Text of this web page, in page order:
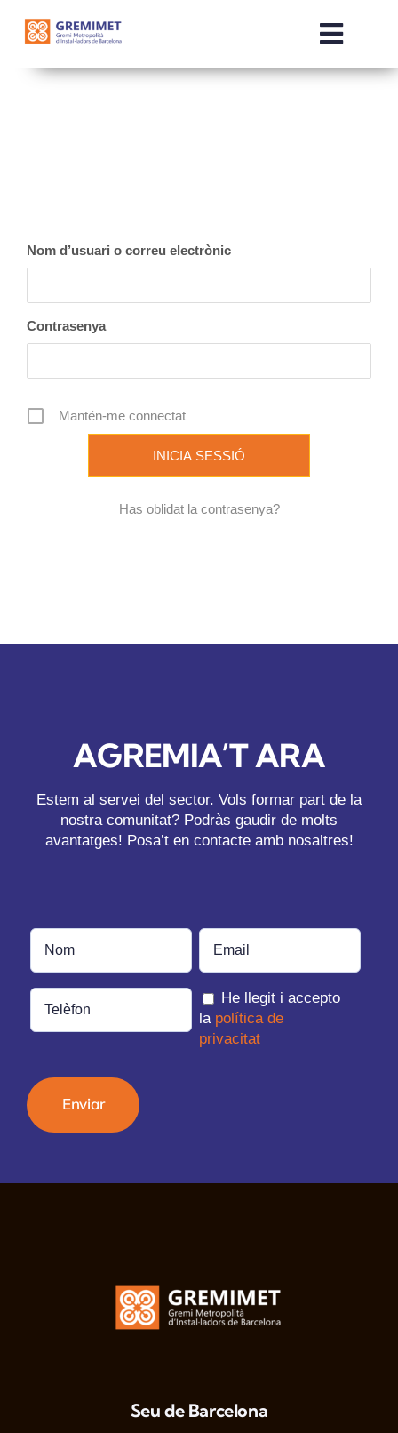
Toggle
NOTÍCIES
OTE
REVISTA DIGITAL
Nom d’usuari o correu electrònic
Contrasenya
Mantén-me connectat
Has oblidat la contrasenya?
AGREMIA’T ARA
Estem al servei del sector. Vols formar part de la
nostra comunitat? Podràs gaudir de molts
avantatges! Posa’t en contacte amb nosaltres!
He llegit i accepto
la política de
privacitat
Seu de Barcelona